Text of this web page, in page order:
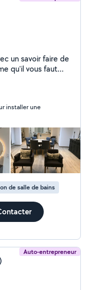
un savoir faire de
qu'il vous faut
existant /
dans la
des meubles en
n'hésitez pas
installer une
de salle de bains
Auto-entrepreneur